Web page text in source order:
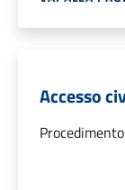
Accesso